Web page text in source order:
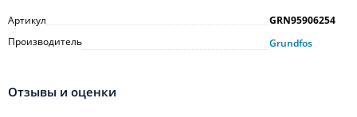
Артикул
GRN95906254
Производитель
Grundfos
Отзывы и оценки